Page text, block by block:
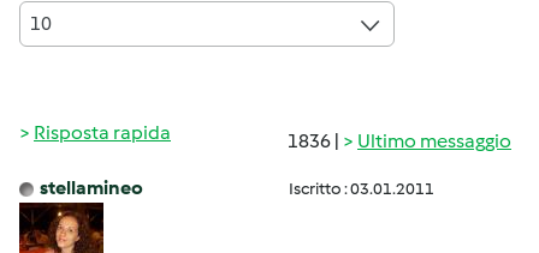
10
1836 | Ultimo messaggio
Risposta rapida
stellamineo Iscritto : 03.01.2011